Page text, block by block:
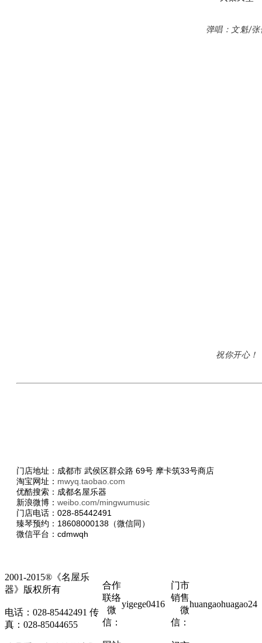
弹唱：文魁/张
祝你开心！
门店地址：成都市 武侯区群众路 69号 摩卡筑33号商店
淘宝网址： mwyq.taobao.com
优酷搜索：成都名屋乐器
新浪微博： weibo.com/mingwumusic
门店电话：028-85442491
臻琴预约：18608000138（微信同）
微信平台：cdmwqh
2001-2015®《名屋乐
器》版权所有
电话：028-85442491 传
真：028-85044655
合作
联络
微
信：
yigege0416
门市
销售
微
信：
huangaohuagao24